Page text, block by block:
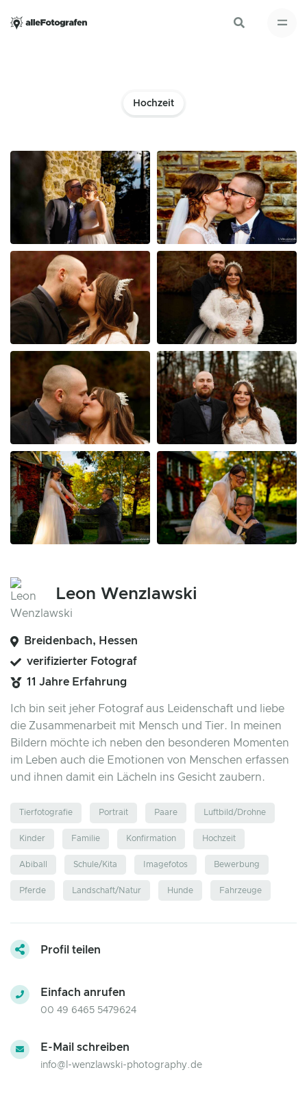
Hochzeit
Leon Wenzlawski
Breidenbach, Hessen
verifizierter Fotograf
11 Jahre Erfahrung
Ich bin seit jeher Fotograf aus Leidenschaft und liebe
die Zusammenarbeit mit Mensch und Tier. In meinen
Bildern möchte ich neben den besonderen Momenten
im Leben auch die Emotionen von Menschen erfassen
und ihnen damit ein Lächeln ins Gesicht zaubern.
Tierfotografie Portrait Paare Luftbild/Drohne
Kinder Familie Konfirmation Hochzeit
Abiball Schule/Kita Imagefotos Bewerbung
Pferde Landschaft/Natur Hunde Fahrzeuge
Profil teilen
Einfach anrufen
00 49 6465 5479624
E-Mail schreiben
info@l-wenzlawski-photography.de